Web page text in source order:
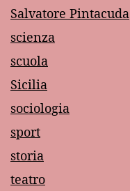
Salvatore Pintacuda
scienza
scuola
Sicilia
sociologia
sport
storia
teatro